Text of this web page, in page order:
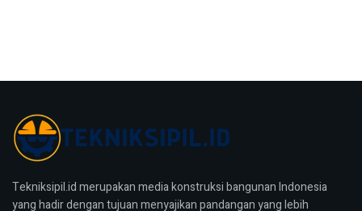
Tekniksipil.id merupakan media konstruksi bangunan Indonesia
yang hadir dengan tujuan menyajikan pandangan yang lebih